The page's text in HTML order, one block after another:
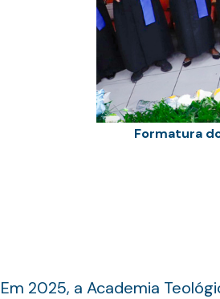
Formatura
Em 2025, a Academia